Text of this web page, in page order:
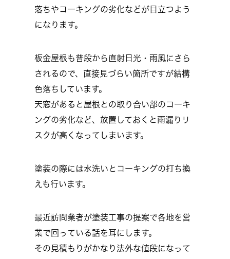
落ちやコーキングの劣化などが目立つよう
になります。
板金屋根も普段から直射日光・雨風にさら
されるので、直接見づらい箇所ですが結構
色落ちしています。
天窓があると屋根との取り合い部のコーキ
ングの劣化など、放置しておくと雨漏りリ
スクが高くなってしまいます。
塗装の際には水洗いとコーキングの打ち換
えも行います。
最近訪問業者が塗装工事の提案で各地を営
業で回っている話を耳にします。
その見積もりがかなり法外な値段になって